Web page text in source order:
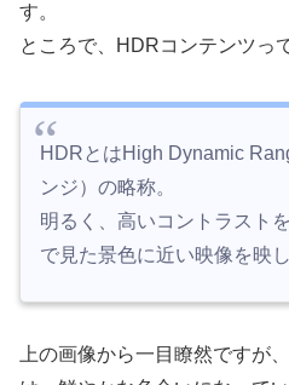
す。
ところで、HDRコンテンツっ
HDRとはHigh Dynamic
ンジ）の略称。
明るく、高いコントラスト
で見た景色に近い映像を映
上の画像から一目瞭然ですが